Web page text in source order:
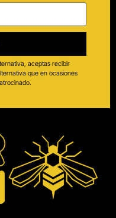
aceptas recibir
que en ocasiones